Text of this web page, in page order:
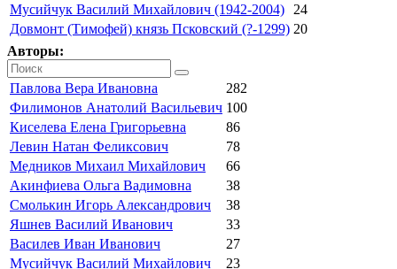
Мусийчук Василий Михайлович (1942-2004)
24
Довмонт (Тимофей) князь Псковский (?-1299) 20
Авторы:
Павлова Вера Ивановна
282
Филимонов Анатолий Васильевич 100
Киселева Елена Григорьевна
86
Левин Натан Феликсович
78
Медников Михаил Михайлович
66
Акинфиева Ольга Вадимовна
38
Смолькин Игорь Александрович
38
Яшнев Василий Иванович
33
Василев Иван Иванович
27
Мусийчук Василий Михайлович
23